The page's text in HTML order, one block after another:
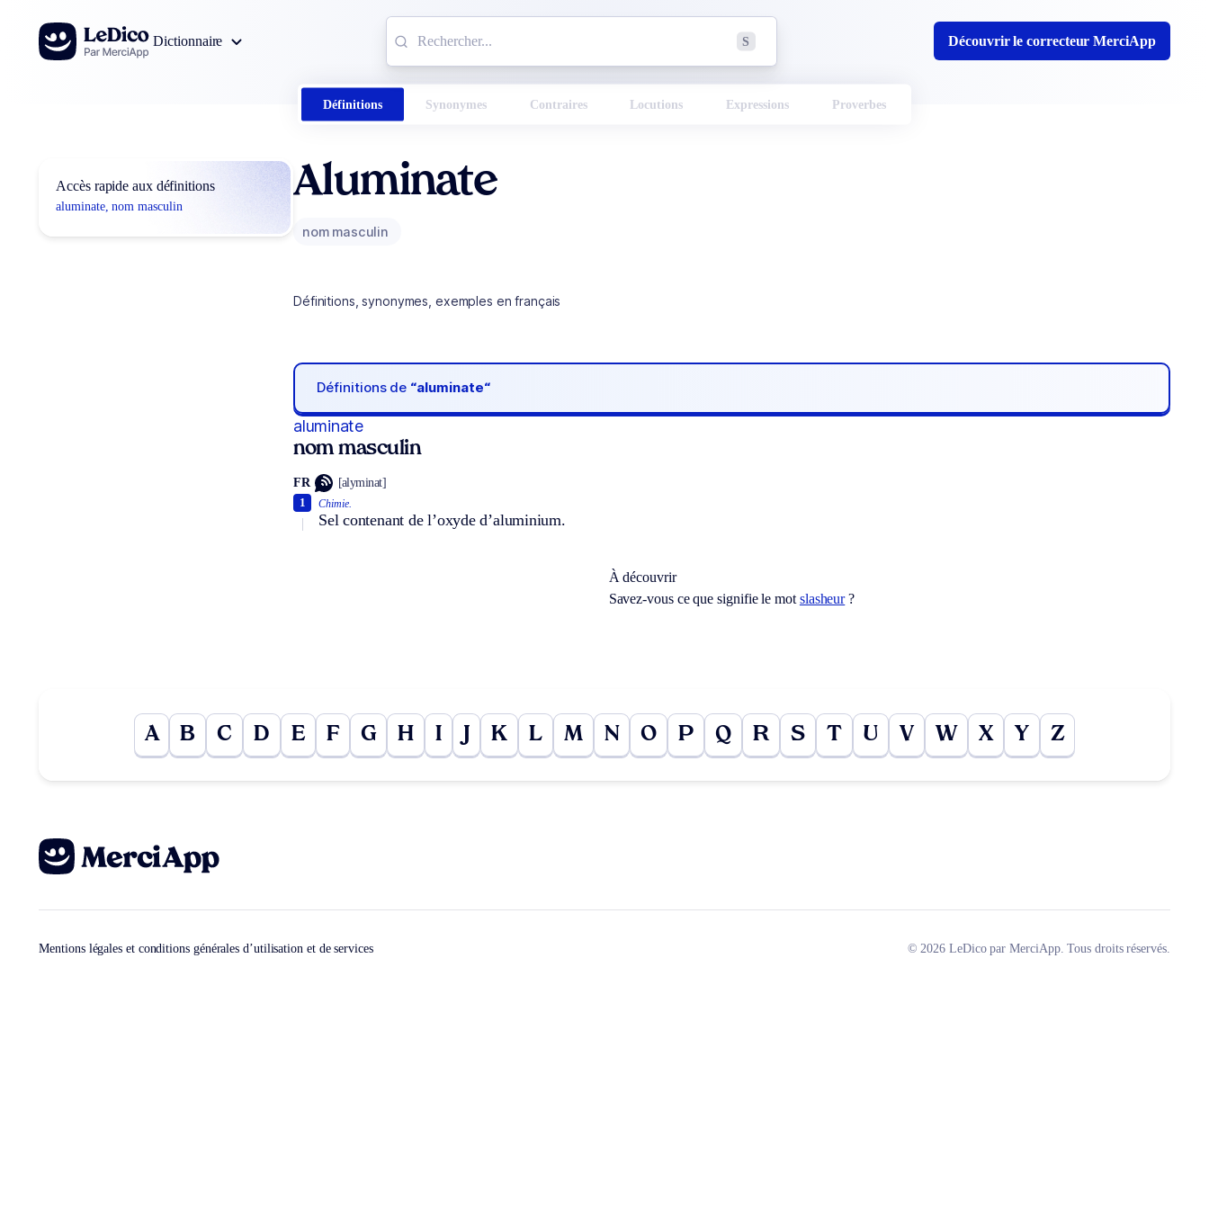
Aller au contenu
Dictionnaire
S Découvrir le correcteur MerciApp
Définitions Synonymes Contraires Locutions Expressions Proverbes
Accès rapide aux définitions
aluminate, nom masculin
Aluminate
nom masculin
Définitions, synonymes, exemples en français
Définitions de “aluminate“
aluminate
nom masculin
FR [alyminat]
Chimie.
Sel contenant de l’oxyde d’aluminium.
1
À découvrir
Savez-vous ce que signifie le mot slasheur?
A B C D E F G H I K L M N O P Q R S T U V W X Y Z
Mentions légales et conditions générales d’utilisation et de services © 2026 LeDico par MerciApp. Tous droits réservés.